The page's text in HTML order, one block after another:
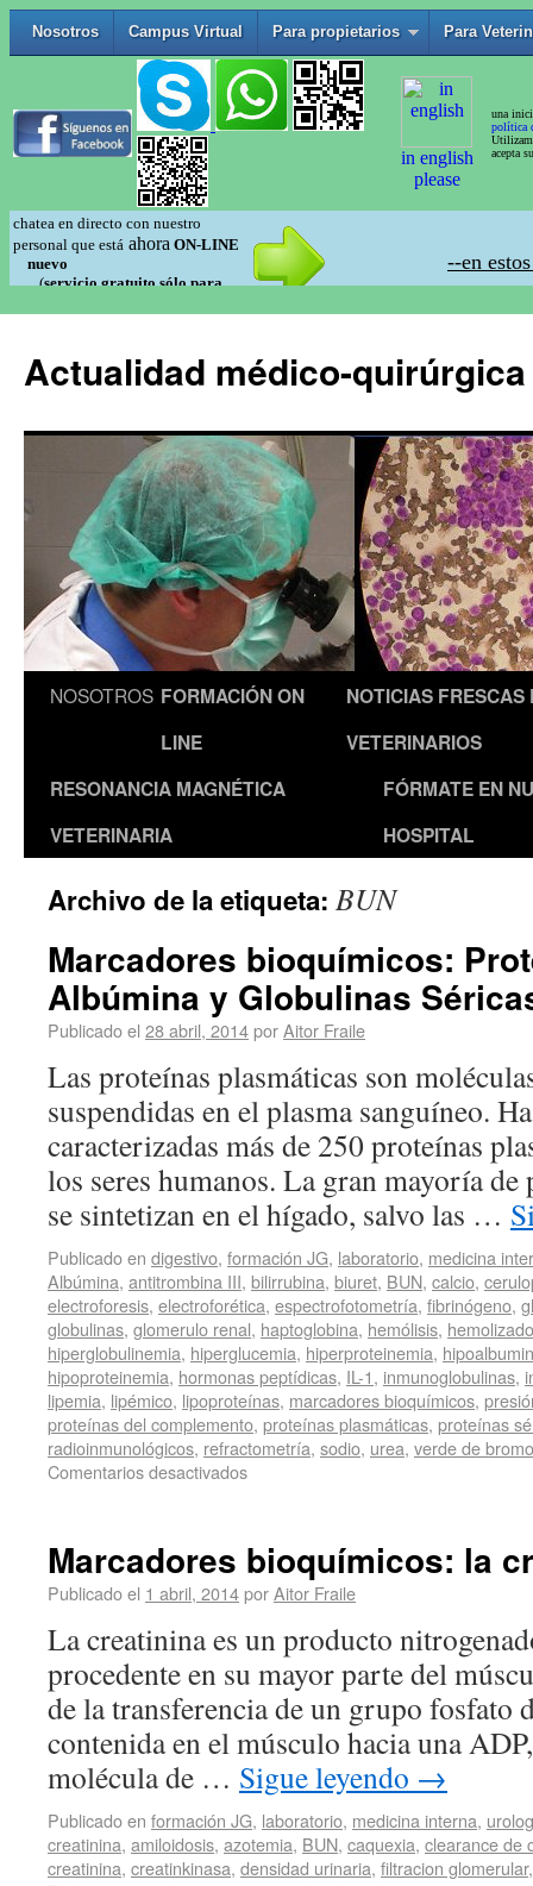
Actualidad médico-
NOSOTROS FORMACIÓN ON
LINE
NOTICIAS FRESCAS
VETERINARIOS
RESONANCIA MAGNÉTICA
VETERINARIA
FÓRMATE EN
HOSPITAL
Archivo de la etiqueta: BUN
Marcadores bioquímicos:
Albúmina y Globulinas
Publicado el 28 abril, 2014porAitor Fraile
Las proteínas plasmáticas son
suspendidas en el plasma sanguíneo.
caracterizadas más de 250 proteínas
los seres humanos. La gran mayoría de
se sintetizan en el hígado, salvo las …
Publicado en digestivo, formación JG, laboratorio, medicina
Albúmina, antitrombina III, bilirrubina, biuret, BUN, calcio,
electroforesis, electroforética, espectrofotometría, fibrinógeno,
globulinas, glomerulo renal, haptoglobina, hemólisis, hemolizado
hiperglobulinemia, hiperglucemia, hiperproteinemia,
hipoproteinemia, hormonas peptídicas, IL-1, inmunoglobulinas,
lipemia, lipémico, lipoproteínas, marcadores bioquímicos,
proteínas del complemento, proteínas plasmáticas, proteínas
radioinmunológicos, refractometría, sodio, urea, verde de
Comentarios desactivados
Marcadores bioquímicos: la
Publicado el 1 abril, 2014porAitor Fraile
La creatinina es un producto
procedente en su mayor parte del
de la transferencia de un grupo fosfato
contenida en el músculo hacia una
molécula de … Sigue leyendo →
Publicado en formación JG, laboratorio, medicina interna,
creatinina, amiloidosis, azotemia, BUN, caquexia, clearance de
creatinina, creatinkinasa, densidad urinaria, filtracion glomerular